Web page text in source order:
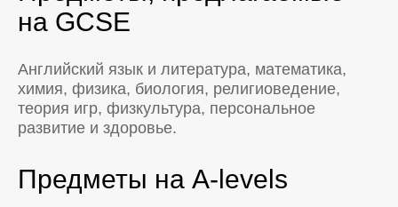
на GCSE
Английский язык и литература, математика,
химия, физика, биология, религиоведение,
теория игр, физкультура, персональное
развитие и здоровье.
Предметы на A-levels